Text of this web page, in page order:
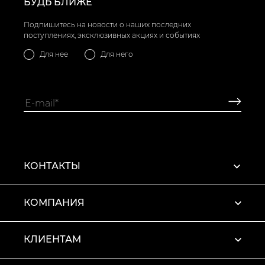
Подпишитесь на новости о наших последних
поступлениях, эксклюзивных акциях и событиях
Для нее Для него
КОНТАКТЫ
КОМПАНИЯ
КЛИЕНТАМ